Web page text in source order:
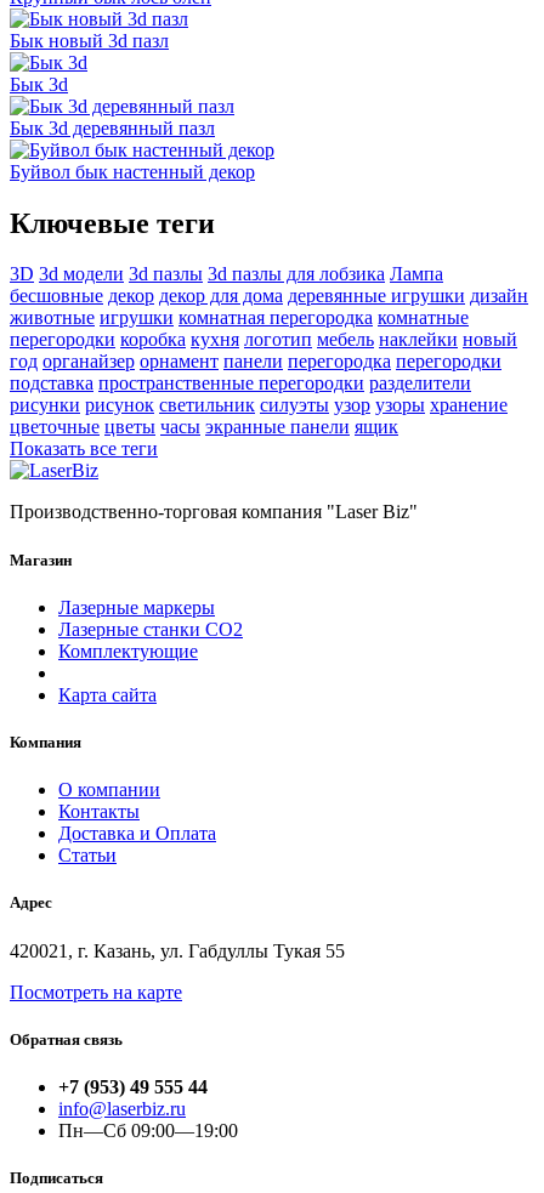
Бык новый 3d пазл
Бык 3d
Бык 3d деревянный пазл
Буйвол бык настенный декор
Ключевые теги
3D 3d модели 3d пазлы 3d пазлы для лобзика Лампа
бесшовные декор декор для дома деревянные игрушки дизайн
животные игрушки комнатная перегородка комнатные
перегородки коробка кухня логотип мебель наклейки новый
год органайзер орнамент панели перегородка перегородки
подставка пространственные перегородки разделители
рисунки рисунок светильник силуэты узор узоры хранение
цветочные цветы часы экранные панели ящик
Показать все теги
Производственно-торговая компания "Laser Biz"
Магазин
Лазерные маркеры
Лазерные станки СО2
Комплектующие
Карта сайта
Компания
О компании
Контакты
Доставка и Оплата
Статьи
Адрес
420021, г. Казань, ул. Габдуллы Тукая 55
Посмотреть на карте
Обратная связь
+7 (953) 49 555 44
info@laserbiz.ru
Пн—Сб 09:00—19:00
Подписаться